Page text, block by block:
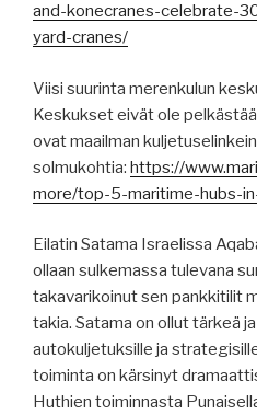
and-konecranes-celebrate-
yard-cranes/
Viisi suurinta merenkulun
Keskukset eivät ole
ovat maailman
solmukohtia: https://
more/top-5-maritime-hubs-
Eilatin Satama Israelissa
ollaan sulkemassa tulevana
takavarikoinut sen pankkitilit
takia. Satama on ollut tärkeä
autokuljetuksille ja
toiminta on kärsinyt
Huthien toiminnasta